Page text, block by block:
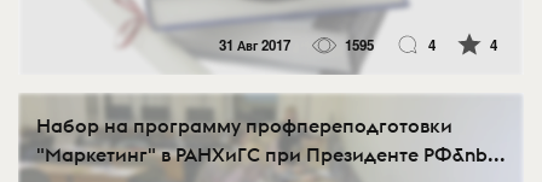
31 Авг 2017 1595 4 4
Набор на программу профпереподготовки
"Маркетинг" в РАНХиГС при Президенте РФ&nb...